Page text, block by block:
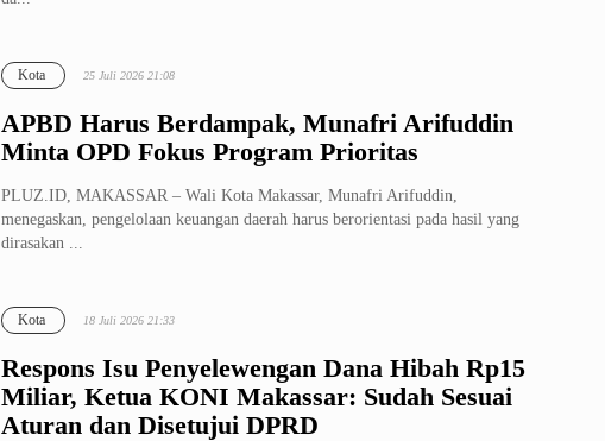
APBD Harus Berdampak, Munafri Arifuddin
Minta OPD Fokus Program Prioritas
Kota 25 Juli 2026 21:08
PLUZ.ID, MAKASSAR – Wali Kota Makassar, Munafri Arifuddin,
menegaskan, pengelolaan keuangan daerah harus berorientasi pada hasil yang
dirasakan ...
Respons Isu Penyelewengan Dana Hibah Rp15
Miliar, Ketua KONI Makassar: Sudah Sesuai
Aturan dan Disetujui DPRD
Kota 18 Juli 2026 21:33